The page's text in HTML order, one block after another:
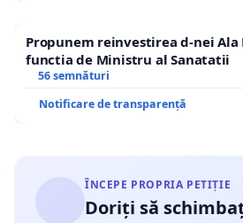
Propunem reinvestirea d-nei Ala
functia de Ministru al Sanatatii
56 semnături
Notificare de transparență
ÎNCEPE PROPRIA PETIȚIE
Doriți să